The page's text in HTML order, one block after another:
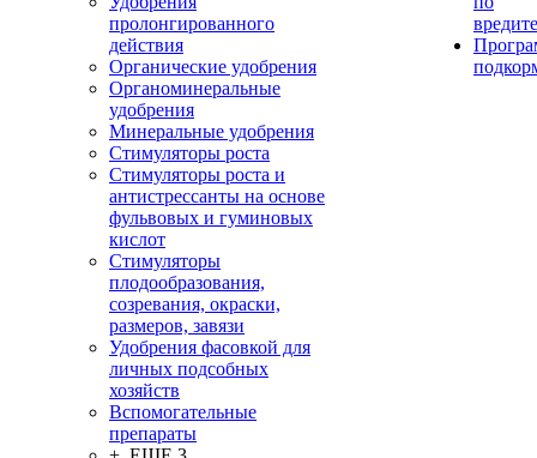
пролонгированного
действия
Органические удобрения
Органоминеральные
удобрения
Минеральные удобрения
Стимуляторы роста
Стимуляторы роста и
антистрессанты на основе
фульвовых и гуминовых
кислот
Стимуляторы
плодообразования,
созревания, окраски,
размеров, завязи
Удобрения фасовкой для
личных подсобных
хозяйств
Вспомогательные
препараты